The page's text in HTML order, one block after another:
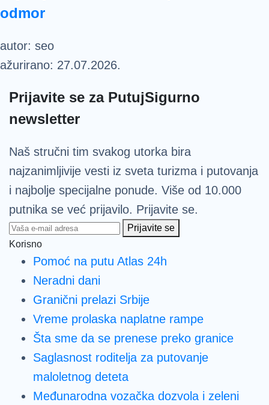
odmor
autor: seo
ažurirano: 27.07.2026.
Prijavite se za PutujSigurno
newsletter
Naš stručni tim svakog utorka bira
najzanimljivije vesti iz sveta turizma i putovanja
i najbolje specijalne ponude. Više od 10.000
putnika se već prijavilo. Prijavite se.
Prijavite se
Korisno
Pomoć na putu Atlas 24h
Neradni dani
Granični prelazi Srbije
Vreme prolaska naplatne rampe
Šta sme da se prenese preko granice
Saglasnost roditelja za putovanje
maloletnog deteta
Međunarodna vozačka dozvola i zeleni